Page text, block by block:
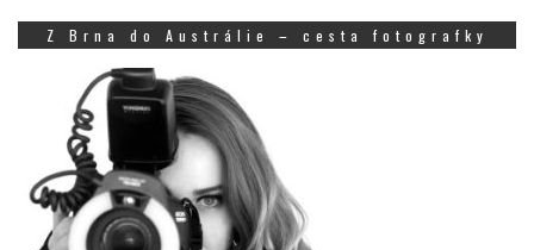
Z Brna do Austrálie – cesta fotografky